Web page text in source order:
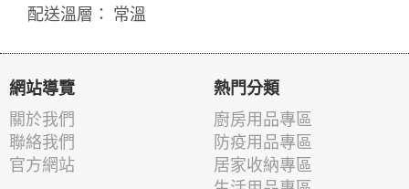
配送溫層： 常溫
網站導覽
關於我們
聯絡我們
官方網站
熱門分類
廚房用品專區
防疫用品專區
居家收納專區